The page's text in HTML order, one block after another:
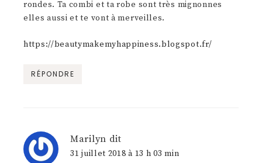
rondes. Ta combi et ta robe sont très mignonnes
elles aussi et te vont à merveilles.
https://beautymakemyhappiness.blogspot.fr/
RÉPONDRE
Marilyn dit
31 juillet 2018 à 13 h 03 min